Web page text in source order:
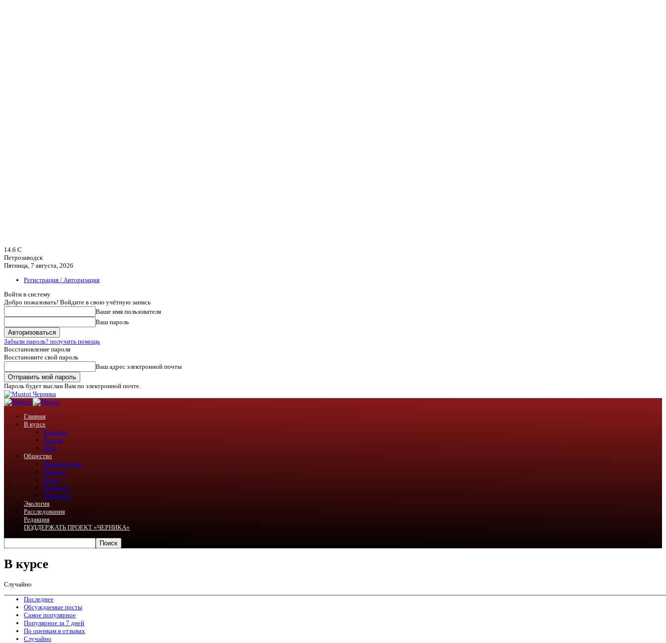
14.6 C
Петрозаводск
Пятница, 7 августа, 2026
Регистрация / Авторизация
Войти в систему
Добро пожаловать! Войдите в свою учётную запись
Ваше имя пользователя
Ваш пароль
Забыли пароль? получить помощь
Восстановление пароля
Восстановите свой пароль
Ваш адрес электронной почты
Пароль будет выслан Вам по электронной почте.
Черника
Главная
В курсе
Карелия
Россия
Мир
Общество
Комментарии
Мнения
Блоги
Перепост
Эксперты
Экология
Расследования
Редакция
ПОДДЕРЖАТЬ ПРОЕКТ «ЧЕРНИКА»
В курсе
Случайно
Последнее
Обсуждаемые посты
Самое популярное
Популярное за 7 дней
По оценкам в отзывах
Случайно